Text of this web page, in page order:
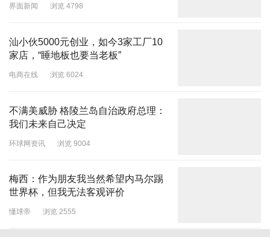
界面新闻 浏览 4798
汕小伙5000元创业，如今3家工厂10
家店，“睡地板也要当老板”
电商在线 浏览 6024
不满美威胁 格陵兰岛自治政府总理：
我们未来自己决定
环球网资讯 浏览 9004
梅西：作为朋友我当然希望内马尔踢
世界杯，但我无法客观评价
懂球帝 浏览 2555